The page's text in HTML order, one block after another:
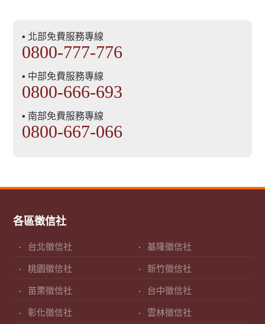
▪ 北部免費服務專線
0800-777-776
▪ 中部免費服務專線
0800-666-693
▪ 南部免費服務專線
0800-667-066
各區徵信社
台北徵信社 基隆徵信社
桃園徵信社 新竹徵信社
苗栗徵信社 台中徵信社
彰化徵信社 雲林徵信社